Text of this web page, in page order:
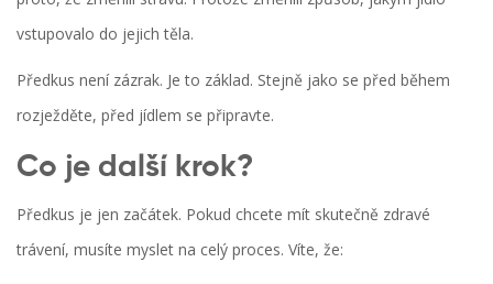
vstupovalo do jejich těla.
Předkus není zázrak. Je to základ. Stejně jako se před během
rozježděte, před jídlem se připravte.
Co je další krok?
Předkus je jen začátek. Pokud chcete mít skutečně zdravé
trávení, musíte myslet na celý proces. Víte, že: